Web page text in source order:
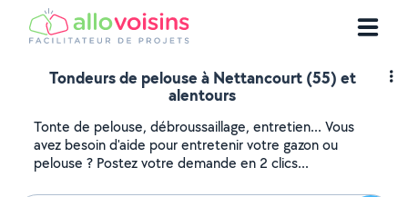
Tondeurs de pelouse à Nettancourt (55) et
alentours
Tonte de pelouse, débroussaillage, entretien... Vous
avez besoin d'aide pour entretenir votre gazon ou
pelouse ? Postez votre demande en 2 clics...